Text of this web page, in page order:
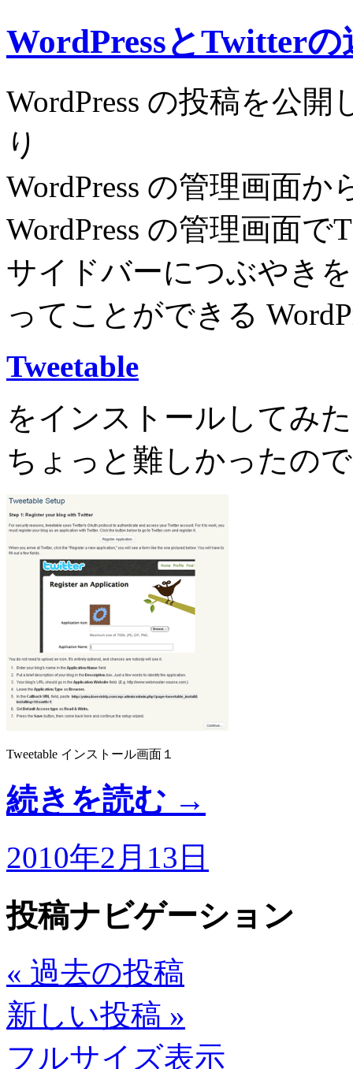
WordPressとTwitter
WordPress の投稿を公
り
WordPress の管理画面
WordPress の管理画面
サイドバーにつぶやき
ってことができる
Tweetable
をインストールしてみ
ちょっと難しかったの
Tweetable インストール画面１
続きを読む →
2010年2月13日
投稿ナビゲーション
« 過去の投稿
新しい投稿 »
フルサイズ表示